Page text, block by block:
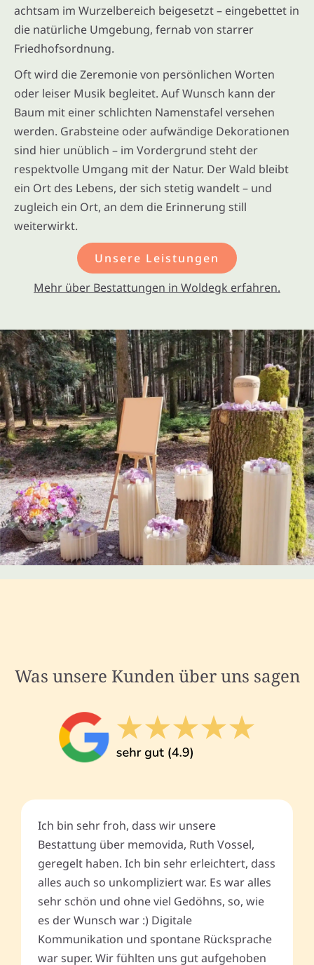
achtsam im Wurzelbereich beigesetzt – eingebettet in
die natürliche Umgebung, fernab von starrer
Friedhofsordnung.
Oft wird die Zeremonie von persönlichen Worten
oder leiser Musik begleitet. Auf Wunsch kann der
Baum mit einer schlichten Namenstafel versehen
werden. Grabsteine oder aufwändige Dekorationen
sind hier unüblich – im Vordergrund steht der
respektvolle Umgang mit der Natur. Der Wald bleibt
ein Ort des Lebens, der sich stetig wandelt – und
zugleich ein Ort, an dem die Erinnerung still
weiterwirkt.
Unsere Leistungen
Mehr über Bestattungen in Woldegk erfahren.
Was unsere Kunden über uns sagen
Ich bin sehr froh, dass wir unsere
Bestattung über memovida, Ruth Vossel,
geregelt haben. Ich bin sehr erleichtert, dass
alles auch so unkompliziert war. Es war alles
sehr schön und ohne viel Gedöhns, so, wie
es der Wunsch war :) Digitale
Kommunikation und spontane Rücksprache
war super. Wir fühlten uns gut aufgehoben